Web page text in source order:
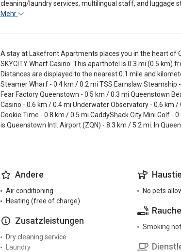
cleaning/laundry services, multilingual staff, and luggage
Mehr
A stay at Lakefront Apartments places you in the heart
SKYCITY Wharf Casino. This aparthotel is 0.3 mi (0.5 km)
Distances are displayed to the nearest 0.1 mile and
Steamer Wharf - 0.4 km / 0.2 mi TSS Earnslaw
Fear Factory Queenstown - 0.5 km / 0.3 mi Queenstown
Casino - 0.6 km / 0.4 mi Underwater Observatory - 0.6 km
Cookie Time - 0.8 km / 0.5 mi CaddyShack City Mini Golf -
is Queenstown Intl. Airport (ZQN) - 8.3 km / 5.2 mi. In
Andere
Air conditioning
Heating (free of charge)
Zusatzleistungen
Dry cleaning service
Laundry
No pets
Smoking